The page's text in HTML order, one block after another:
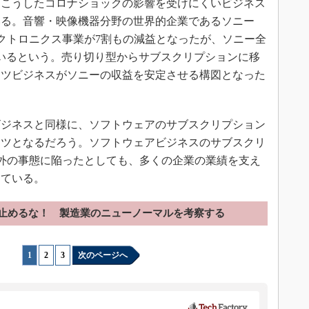
したコロナショックの影響を受けにくいビジネス
。音響・映像機器分野の世界的企業であるソニー
トロニクス事業が7割もの減益となったが、ソニー全
るという。売り切り型からサブスクリプションに移
ビジネスがソニーの収益を安定させる構図となった
スと同様に、ソフトウェアのサブスクリプション
となるだろう。ソフトウェアビジネスのサブスクリ
事態に陥ったとしても、多くの企業の業績を支え
いる。
めるな！ 製造業のニューノーマルを考察する
1 2 3 次のページへ